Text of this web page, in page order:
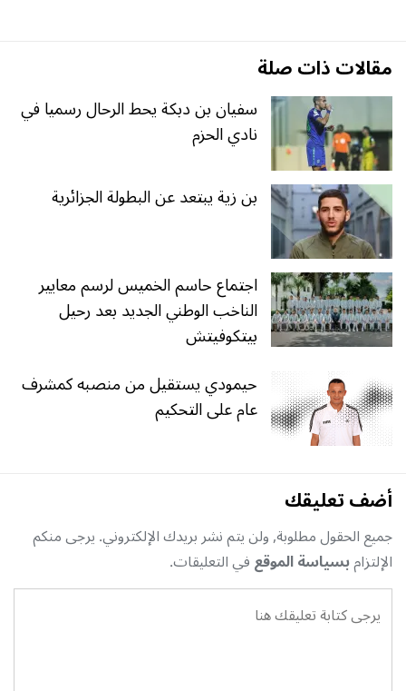
مقالات ذات صلة
سفيان بن دبكة يحط الرحال رسميا في
نادي الحزم
بن زية يبتعد عن البطولة الجزائرية
اجتماع حاسم الخميس لرسم معايير
الناخب الوطني الجديد بعد رحيل
بيتكوفيتش
حيمودي يستقيل من منصبه كمشرف
عام على التحكيم
أضف تعليقك
جميع الحقول مطلوبة, ولن يتم نشر بريدك الإلكتروني. يرجى منكم
الإلتزامبسياسة الموقعفي التعليقات.